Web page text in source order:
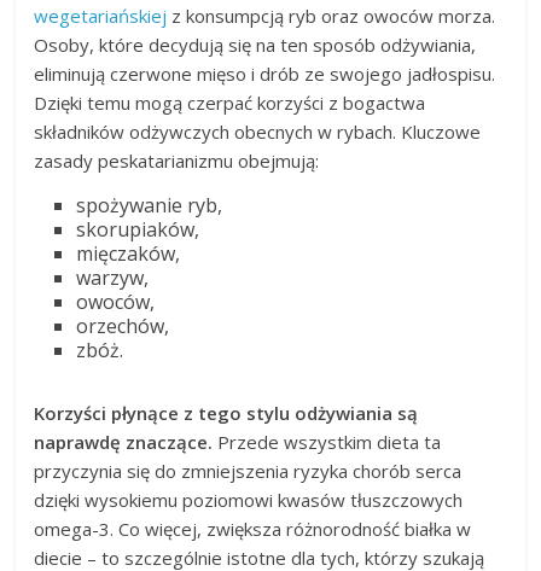
wegetariańskiej z konsumpcją ryb oraz owoców morza.
Osoby, które decydują się na ten sposób odżywiania,
eliminują czerwone mięso i drób ze swojego jadłospisu.
Dzięki temu mogą czerpać korzyści z bogactwa
składników odżywczych obecnych w rybach. Kluczowe
zasady peskatarianizmu obejmują:
spożywanie ryb,
skorupiaków,
mięczaków,
warzyw,
owoców,
orzechów,
zbóż.
Korzyści płynące z tego stylu odżywiania są
naprawdę znaczące. Przede wszystkim dieta ta
przyczynia się do zmniejszenia ryzyka chorób serca
dzięki wysokiemu poziomowi kwasów tłuszczowych
omega-3. Co więcej, zwiększa różnorodność białka w
diecie – to szczególnie istotne dla tych, którzy szukają